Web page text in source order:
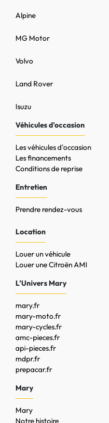
MG Motor
Volvo
Land Rover
Alpine
Isuzu
Véhicules d'occasion
Les véhicules d'occasion
Les financements
Conditions de reprise
Entretien
Prendre rendez-vous
Location
Louer un véhicule
Louer une Citroën AMI
L'Univers Mary
mary.fr
mary-moto.fr
mary-cycles.fr
amc-pieces.fr
api-pieces.fr
mdpr.fr
prepacar.fr
Mary
Mary
Notre histoire